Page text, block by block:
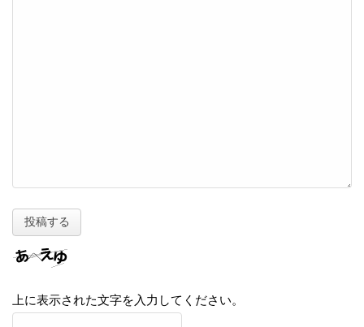
上に表示された文字を入力してください。